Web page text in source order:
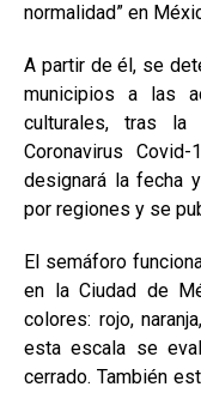
normalidad” en
A partir de él, se
municipios a las
culturales, tras
Coronavirus
designará la fecha
por regiones y se
El semáforo
en la Ciudad de
colores: rojo,
esta escala se
cerrado. También